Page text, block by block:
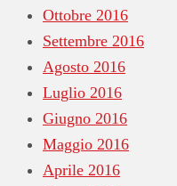
Ottobre 2016
Settembre 2016
Agosto 2016
Luglio 2016
Giugno 2016
Maggio 2016
Aprile 2016